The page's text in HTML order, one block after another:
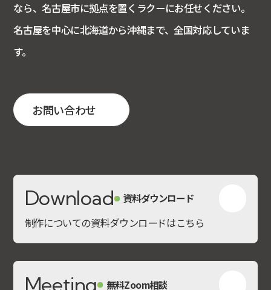
なら、名古屋市に拠点を置くラクーにお任せください。
名古屋を中心に北海道から沖縄まで、全国対応していま
す。
お問い合わせ
Download 資料ダウンロード
制作についての資料ダウンロードはこちら
Meeting 無料Zoom相談